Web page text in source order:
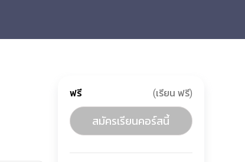
ฟรี (เรียน ฟรี)
สมัครเรียนคอร์สนี้